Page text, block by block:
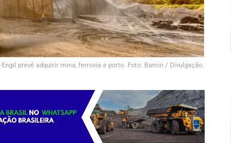
prevê adquirir mina, ferrovia e porto. Foto: Bamin / Divulgação.